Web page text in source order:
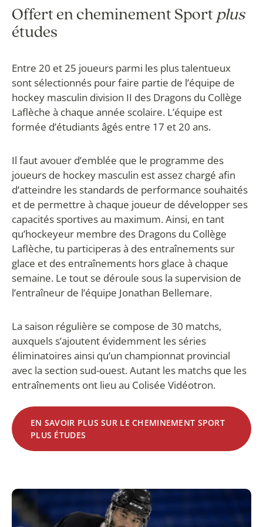
Offert en cheminement Sport plus
études
Entre 20 et 25 joueurs parmi les plus talentueux
sont sélectionnés pour faire partie de l’équipe de
hockey masculin division II des Dragons du Collège
Laflèche à chaque année scolaire. L’équipe est
formée d’étudiants âgés entre 17 et 20 ans.
Il faut avouer d’emblée que le programme des
joueurs de hockey masculin est assez chargé afin
d’atteindre les standards de performance souhaités
et de permettre à chaque joueur de développer ses
capacités sportives au maximum. Ainsi, en tant
qu’hockeyeur membre des Dragons du Collège
Laflèche, tu participeras à des entraînements sur
glace et des entraînements hors glace à chaque
semaine. Le tout se déroule sous la supervision de
l’entraîneur de l’équipe Jonathan Bellemare.
La saison régulière se compose de 30 matchs,
auxquels s’ajoutent évidemment les séries
éliminatoires ainsi qu’un championnat provincial
avec la section sud-ouest. Autant les matchs que les
entraînements ont lieu au Colisée Vidéotron.
EN SAVOIR PLUS SUR LE CHEMINEMENT SPORT
PLUS ÉTUDES